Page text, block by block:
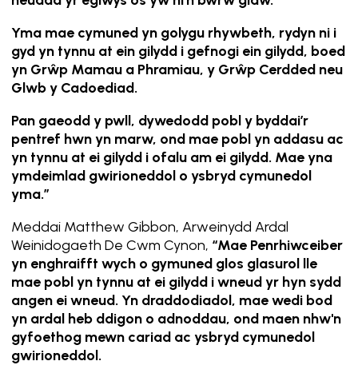
Yma mae cymuned yn golygu rhywbeth, rydyn ni i
gyd yn tynnu at ein gilydd i gefnogi ein gilydd, boed
yn Grŵp Mamau a Phramiau, y Grŵp Cerdded neu
Glwb y Cadoediad.
Pan gaeodd y pwll, dywedodd pobl y byddai’r
pentref hwn yn marw, ond mae pobl yn addasu ac
yn tynnu at ei gilydd i ofalu am ei gilydd. Mae yna
ymdeimlad gwirioneddol o ysbryd cymunedol
yma.”
Meddai Matthew Gibbon, Arweinydd Ardal
Weinidogaeth De Cwm Cynon, “Mae Penrhiwceiber
yn enghraifft wych o gymuned glos glasurol lle
mae pobl yn tynnu at ei gilydd i wneud yr hyn sydd
angen ei wneud. Yn draddodiadol, mae wedi bod
yn ardal heb ddigon o adnoddau, ond maen nhw'n
gyfoethog mewn cariad ac ysbryd cymunedol
gwirioneddol.